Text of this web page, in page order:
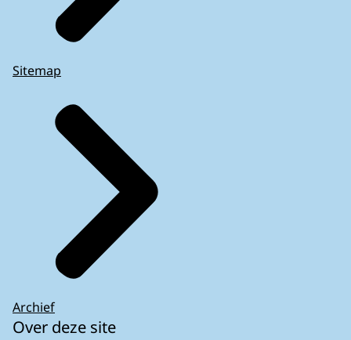
Sitemap
Archief
Over deze site